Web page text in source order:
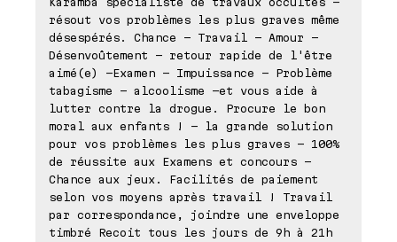
résout vos problèmes les plus graves même
désespérés. Chance - Travail - Amour -
Désenvoûtement - retour rapide de l'être
aimé(e) -Examen - Impuissance - Problème
tabagisme - alcoolisme -et vous aide à
lutter contre la drogue. Procure le bon
moral aux enfants ! - la grande solution
pour vos problèmes les plus graves - 100%
de réussite aux Examens et concours -
Chance aux jeux. Facilités de paiement
selon vos moyens après travail ! Travail
par correspondance, joindre une enveloppe
timbré Recoit tous les jours de 9h à 21h